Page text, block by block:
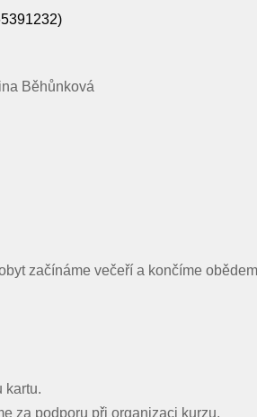
Běhůnková
začínáme večeří a končíme
kartu.
za podporu při organizaci kurzu.